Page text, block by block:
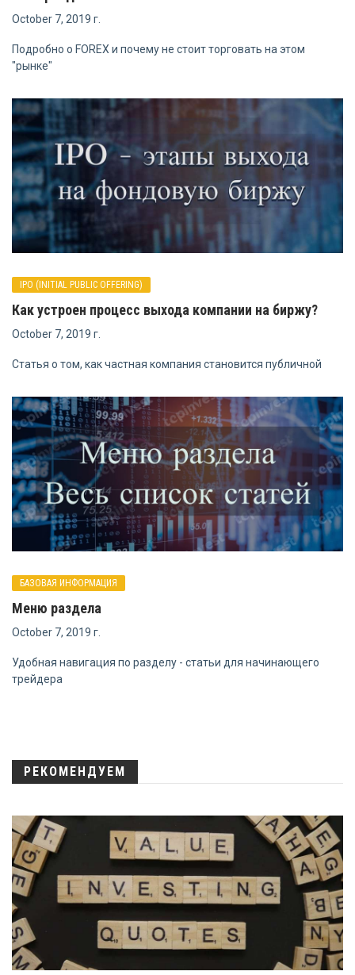
October 7, 2019 г.
Подробно о FOREX и почему не стоит торговать на этом
"рынке"
IPO (INITIAL PUBLIC OFFERING)
Как устроен процесс выхода компании на биржу?
October 7, 2019 г.
Статья о том, как частная компания становится публичной
БАЗОВАЯ ИНФОРМАЦИЯ
Меню раздела
October 7, 2019 г.
Удобная навигация по разделу - статьи для начинающего
трейдера
РЕКОМЕНДУЕМ